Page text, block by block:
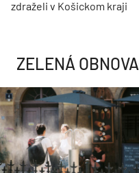
zdraželi v Košickom kraji
ZELENÁ OBNOVA